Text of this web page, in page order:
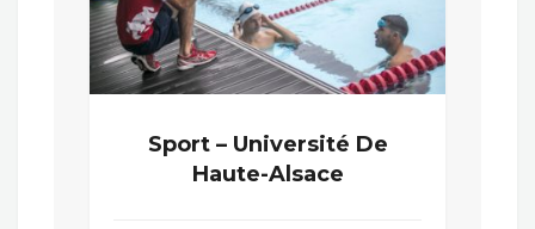
Sport – Université De
Haute-Alsace